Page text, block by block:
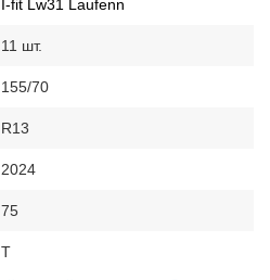
I-fit Lw31 Laufenn
11 шт.
155/70
R13
2024
75
T